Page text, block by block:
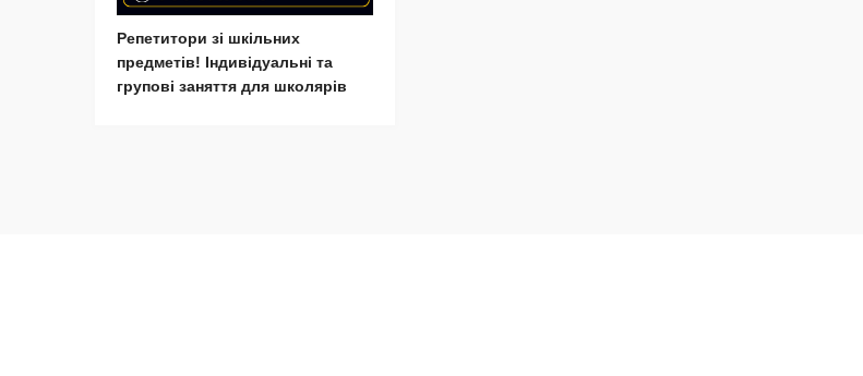
Репетитори зі шкільних
предметів! Індивідуальні та
групові заняття для школярів